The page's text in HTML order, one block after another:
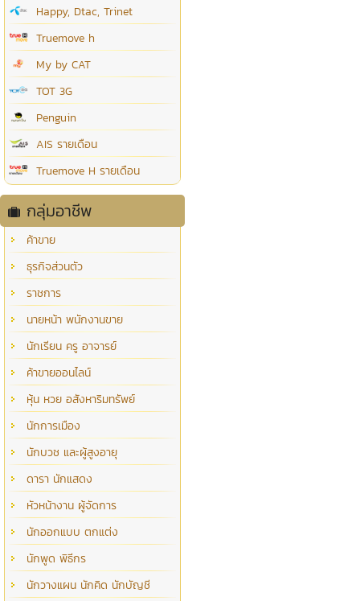
Happy, Dtac, Trinet
Truemove h
My by CAT
TOT 3G
Penguin
AIS รายเดือน
Truemove H รายเดือน
กลุ่มอาชีพ
ค้าขาย
ธุรกิจส่วนตัว
ราชการ
นายหน้า พนักงานขาย
นักเรียน ครู อาจารย์
ค้าขายออนไลน์
หุ้น หวย อสังหาริมทรัพย์
นักการเมือง
นักบวช และผู้สูงอายุ
ดารา นักแสดง
หัวหน้างาน ผู้จัดการ
นักออกแบบ ตกแต่ง
นักพูด พิธีกร
นักวางแผน นักคิด นักบัญชี